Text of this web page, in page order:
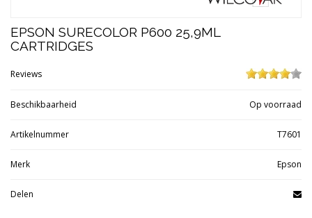
EPSON SURECOLOR P600 25,9ML
CARTRIDGES
Reviews
Beschikbaarheid Op voorraad
Artikelnummer T7601
Merk Epson
Delen